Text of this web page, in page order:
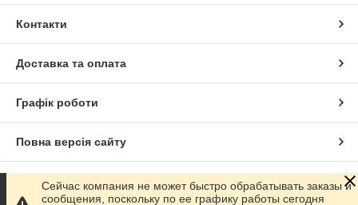
Контакти
Доставка та оплата
Графік роботи
Повна версія сайту
Сайт створено на маркетплейсі Prom.ua
Сейчас компания не может быстро обрабатывать заказы и
сообщения, поскольку по ее графику работы сегодня